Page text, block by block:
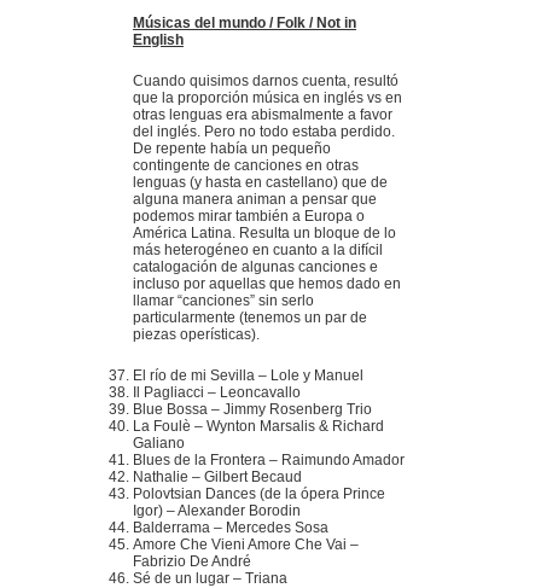
Músicas del mundo / Folk / Not in
English
Cuando quisimos darnos cuenta, resultó
que la proporción música en inglés vs en
otras lenguas era abismalmente a favor
del inglés. Pero no todo estaba perdido.
De repente había un pequeño
contingente de canciones en otras
lenguas (y hasta en castellano) que de
alguna manera animan a pensar que
podemos mirar también a Europa o
América Latina. Resulta un bloque de lo
más heterogéneo en cuanto a la difícil
catalogación de algunas canciones e
incluso por aquellas que hemos dado en
llamar “canciones” sin serlo
particularmente (tenemos un par de
piezas operísticas).
El río de mi Sevilla – Lole y Manuel
Il Pagliacci – Leoncavallo
Blue Bossa – Jimmy Rosenberg Trio
La Foulè – Wynton Marsalis & Richard
Galiano
Blues de la Frontera – Raimundo Amador
Nathalie – Gilbert Becaud
Polovtsian Dances (de la ópera Prince
Igor) – Alexander Borodin
Balderrama – Mercedes Sosa
Amore Che Vieni Amore Che Vai –
Fabrizio De André
Sé de un lugar – Triana